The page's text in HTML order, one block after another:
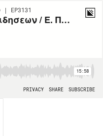
| EP3131
Διασπορα Ειδησεων / Ε. Πικη / 29-10
15:58
PRIVACY SHARE SUBSCRIBE